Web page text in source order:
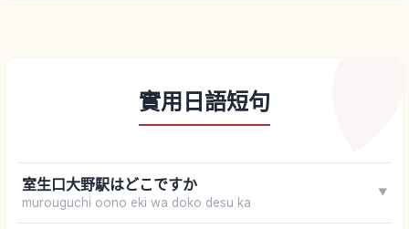
實用日語短句
室生口大野駅はどこですか
murouguchi oono eki wa doko desu ka
▼